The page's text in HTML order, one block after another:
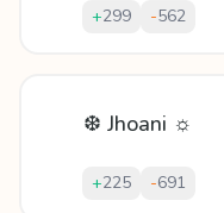
+299 -562
❆ Jhoani ☼
+225 -691